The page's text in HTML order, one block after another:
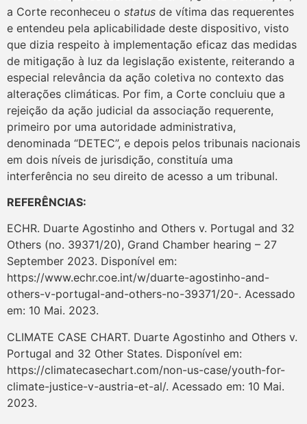
a Corte reconheceu o status de vítima das requerentes
e entendeu pela aplicabilidade deste dispositivo, visto
que dizia respeito à implementação eficaz das medidas
de mitigação à luz da legislação existente, reiterando a
especial relevância da ação coletiva no contexto das
alterações climáticas. Por fim, a Corte concluiu que a
rejeição da ação judicial da associação requerente,
primeiro por uma autoridade administrativa,
denominada “DETEC”, e depois pelos tribunais nacionais
em dois níveis de jurisdição, constituía uma
interferência no seu direito de acesso a um tribunal.
REFERÊNCIAS:
ECHR. Duarte Agostinho and Others v. Portugal and 32
Others (no. 39371/20), Grand Chamber hearing – 27
September 2023. Disponível em:
https://www.echr.coe.int/w/duarte-agostinho-and-
others-v-portugal-and-others-no-39371/20-. Acessado
em: 10 Mai. 2023.
CLIMATE CASE CHART. Duarte Agostinho and Others v.
Portugal and 32 Other States. Disponível em:
https://climatecasechart.com/non-us-case/youth-for-
climate-justice-v-austria-et-al/. Acessado em: 10 Mai.
2023.